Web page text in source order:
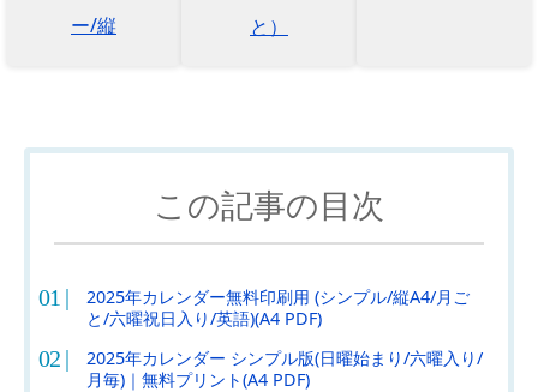
ー/縦
と）
この記事の目次
2025年カレンダー無料印刷用 (シンプル/縦A4/月ご
と/六曜祝日入り/英語)(A4 PDF)
2025年カレンダー シンプル版(日曜始まり/六曜入り/
月毎)｜無料プリント(A4 PDF)